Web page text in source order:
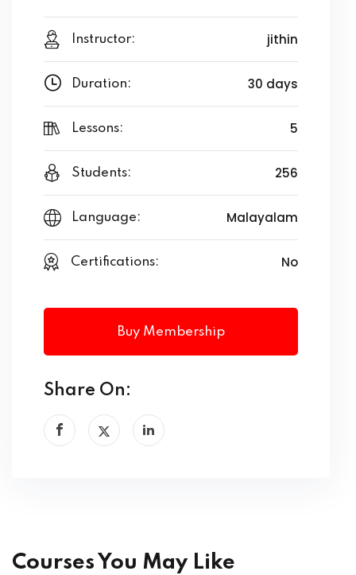
Instructor: jithin
Duration: 30 days
Lessons: 5
Students: 256
Language: Malayalam
Certifications: No
Buy Membership
Share On:
Courses You May Like